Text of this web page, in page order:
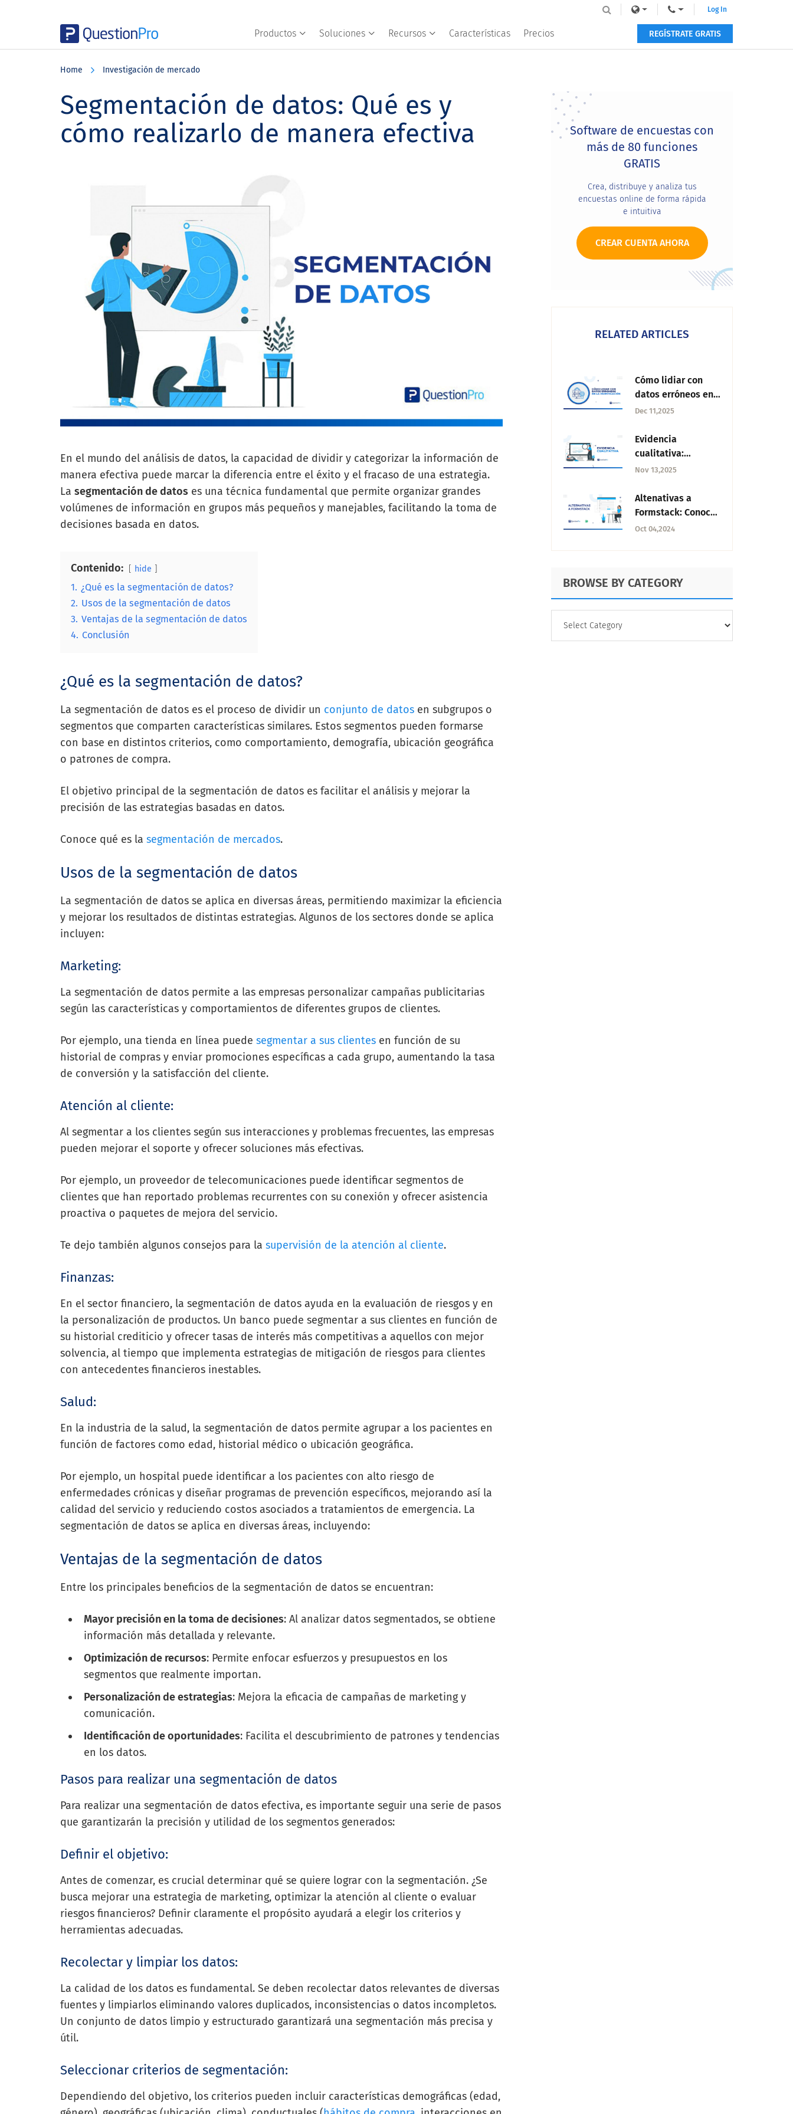
Productos Soluciones Recursos Características Precios
Log In
REGÍSTRATE GRATIS
Home Investigación de mercado
Segmentación de datos: Qué es y
cómo realizarlo de manera efectiva
En el mundo del análisis de datos, la capacidad de dividir y categorizar la información de
manera efectiva puede marcar la diferencia entre el éxito y el fracaso de una estrategia.
La segmentación de datos es una técnica fundamental que permite organizar grandes
volúmenes de información en grupos más pequeños y manejables, facilitando la toma de
decisiones basada en datos.
Contenido: hide
1. ¿Qué es la segmentación de datos?
2. Usos de la segmentación de datos
3. Ventajas de la segmentación de datos
4. Conclusión
¿Qué es la segmentación de datos?
La segmentación de datos es el proceso de dividir un conjunto de datos en subgrupos o
segmentos que comparten características similares. Estos segmentos pueden formarse
con base en distintos criterios, como comportamiento, demografía, ubicación geográfica
o patrones de compra.
El objetivo principal de la segmentación de datos es facilitar el análisis y mejorar la
precisión de las estrategias basadas en datos.
Conoce qué es la segmentación de mercados.
Usos de la segmentación de datos
La segmentación de datos se aplica en diversas áreas, permitiendo maximizar la eficiencia
y mejorar los resultados de distintas estrategias. Algunos de los sectores donde se aplica
incluyen:
Marketing:
La segmentación de datos permite a las empresas personalizar campañas publicitarias
según las características y comportamientos de diferentes grupos de clientes.
Por ejemplo, una tienda en línea puede segmentar a sus clientes en función de su
historial de compras y enviar promociones específicas a cada grupo, aumentando la tasa
de conversión y la satisfacción del cliente.
Atención al cliente:
Al segmentar a los clientes según sus interacciones y problemas frecuentes, las empresas
pueden mejorar el soporte y ofrecer soluciones más efectivas.
Por ejemplo, un proveedor de telecomunicaciones puede identificar segmentos de
clientes que han reportado problemas recurrentes con su conexión y ofrecer asistencia
proactiva o paquetes de mejora del servicio.
Te dejo también algunos consejos para la supervisión de la atención al cliente.
Finanzas:
En el sector financiero, la segmentación de datos ayuda en la evaluación de riesgos y en
la personalización de productos. Un banco puede segmentar a sus clientes en función de
su historial crediticio y ofrecer tasas de interés más competitivas a aquellos con mejor
solvencia, al tiempo que implementa estrategias de mitigación de riesgos para clientes
con antecedentes financieros inestables.
Salud:
En la industria de la salud, la segmentación de datos permite agrupar a los pacientes en
función de factores como edad, historial médico o ubicación geográfica.
Por ejemplo, un hospital puede identificar a los pacientes con alto riesgo de
enfermedades crónicas y diseñar programas de prevención específicos, mejorando así la
calidad del servicio y reduciendo costos asociados a tratamientos de emergencia. La
segmentación de datos se aplica en diversas áreas, incluyendo:
Ventajas de la segmentación de datos
Entre los principales beneficios de la segmentación de datos se encuentran:
Mayor precisión en la toma de decisiones: Al analizar datos segmentados, se obtiene
información más detallada y relevante.
Optimización de recursos: Permite enfocar esfuerzos y presupuestos en los
segmentos que realmente importan.
Personalización de estrategias: Mejora la eficacia de campañas de marketing y
comunicación.
Identificación de oportunidades: Facilita el descubrimiento de patrones y tendencias
en los datos.
Pasos para realizar una segmentación de datos
Para realizar una segmentación de datos efectiva, es importante seguir una serie de pasos
que garantizarán la precisión y utilidad de los segmentos generados:
Definir el objetivo:
Antes de comenzar, es crucial determinar qué se quiere lograr con la segmentación. ¿Se
busca mejorar una estrategia de marketing, optimizar la atención al cliente o evaluar
riesgos financieros? Definir claramente el propósito ayudará a elegir los criterios y
herramientas adecuadas.
Recolectar y limpiar los datos:
La calidad de los datos es fundamental. Se deben recolectar datos relevantes de diversas
fuentes y limpiarlos eliminando valores duplicados, inconsistencias o datos incompletos.
Un conjunto de datos limpio y estructurado garantizará una segmentación más precisa y
útil.
Seleccionar criterios de segmentación:
Dependiendo del objetivo, los criterios pueden incluir características demográficas (edad,
Primary
Sidebar
Software de encuestas con
más de 80 funciones
GRATIS
Crea, distribuye y analiza tus
encuestas online de forma rápida
e intuitiva
CREAR CUENTA AHORA
RELATED ARTICLES
Cómo lidiar con
datos erróneos en
la investigación
Dec 11,2025
Evidencia
cualitativa:
Importancia,
métodos clave
Nov 13,2025
Altenativas a
Formstack: Conoce
las 12 mejores
Oct 04,2024
BROWSE BY CATEGORY
CATEGORY